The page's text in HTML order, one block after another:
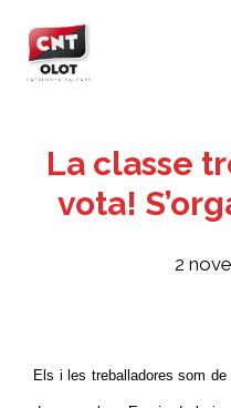
contingut
La classe
vota!
2
Els i les treballadores som